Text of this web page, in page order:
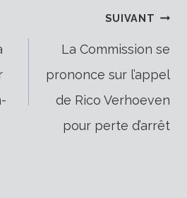
SUIVANT
La Commission se
prononce sur l’appel
de Rico Verhoeven
pour perte d’arrêt